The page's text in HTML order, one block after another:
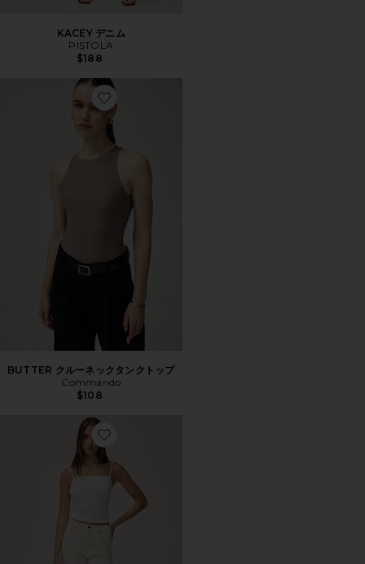
KACEY デニム
PISTOLA
$188
Favorite BUTTER クルーネックタンクトップ
BUTTER クルーネックタンクトップ
Commando
$108
Favorite PALMA ストレートレッグ